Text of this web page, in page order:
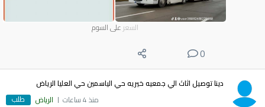
السعر على السوم
0
دينا توصيل اثاث الي جمعيه خيريه حي الياسمين حي العليا الرياض
منذ 4 ساعات
الرياض طلب